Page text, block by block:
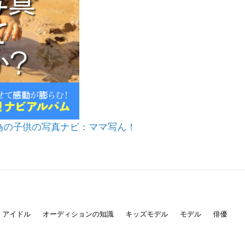
子供の写真ナビ：ママ写ん！
アイドル オーディションの知識 キッズモデル モデル 俳優